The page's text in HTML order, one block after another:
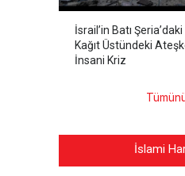
İsrail’in Batı
Kağıt Üstündeki
İnsani Kriz
İslami